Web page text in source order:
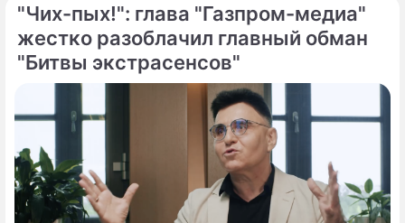
"Чих-пых!": глава "Газпром-медиа"
жестко разоблачил главный обман
"Битвы экстрасенсов"